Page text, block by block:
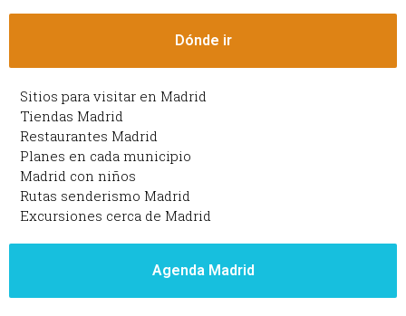
Dónde ir
Sitios para visitar en Madrid
Tiendas Madrid
Restaurantes Madrid
Planes en cada municipio
Madrid con niños
Rutas senderismo Madrid
Excursiones cerca de Madrid
Agenda Madrid